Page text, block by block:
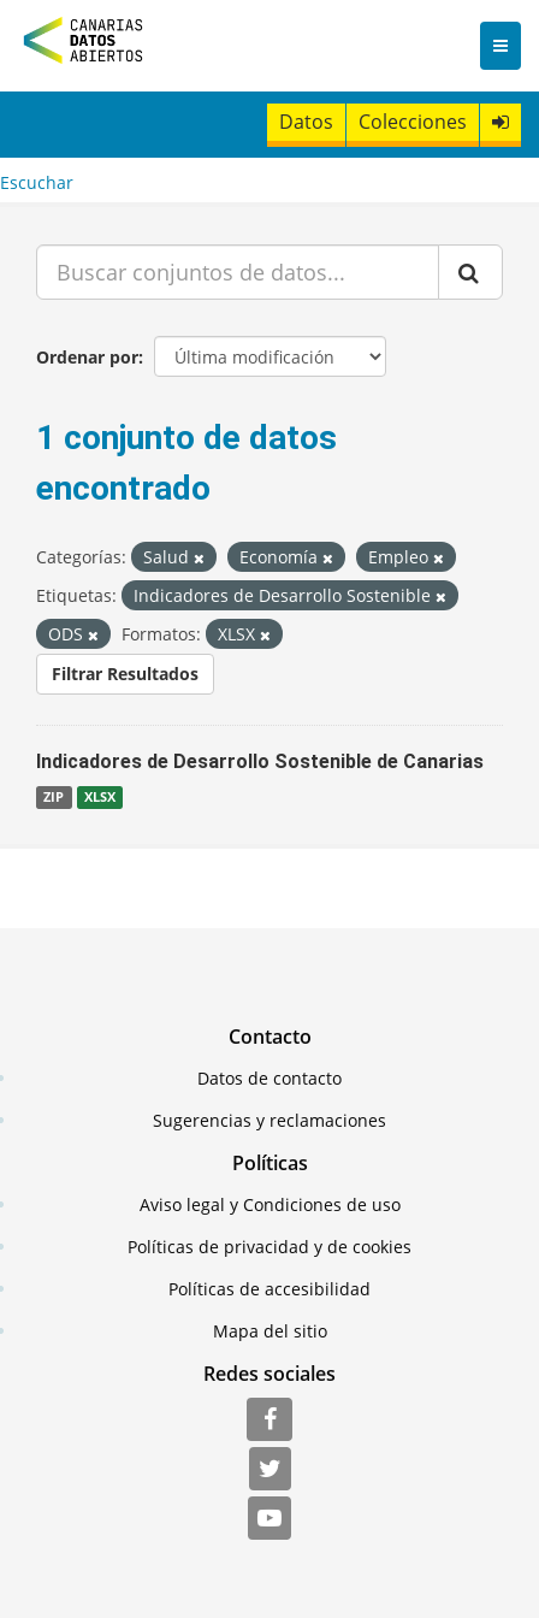
n
t
Datos Colecciones
Escuchar
Ordenar por
1 conjunto de datos
encontrado
Categorías: Salud Economía
Empleo
Etiquetas:
Indicadores de Desarrollo Sostenible
ODS
Formatos:
XLSX
Filtrar Resultados
Indicadores de Desarrollo Sostenible de Canarias
ZIP XLSX
Contacto
Datos de contacto
Sugerencias y reclamaciones
Políticas
Aviso legal y Condiciones de uso
Políticas de privacidad y de cookies
Políticas de accesibilidad
Mapa del sitio
Redes sociales